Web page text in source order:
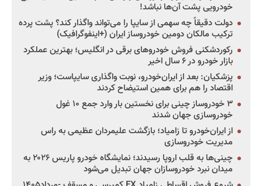
خودرویی پشت آن‌ها نباشد!
دولت دقیقاً چه سهمی از سایپا را می‌تواند واگذار کند؟ پشت پرده
ترکیب مالکان دومین خودروساز ایران (+اینفوگرافیک)
رکوردشکنی فروش خودروهای برقی در انگلیس؛ بهترین عملکرد
بازار خودرو در ۶ سال اخیر
پزشکیان: بعد از ایران‌خودرو، نوبت واگذاری سایپاست؛ وزیر
اقتصاد را هم برای همین استیضاح کردند
۳ خودروساز چینی برای نخستین بار وارد جمع ۱۰ غول
خودروسازی جهان شدند
از ایران‌خودرو تا زامیاد؛ بازگشت علیمردان عظیمی به راس
مدیریت خودروسازی
چینی‌ها به قلب اروپا رسیدند؛ نمایشگاه خودرو پاریس ۲۰۲۶ به
میدان نبرد خودروسازان جهان تبدیل می‌شود